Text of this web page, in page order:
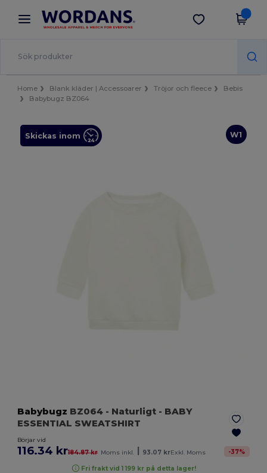
× Wordans-app
Bättre priser i appen!
Hämta app
Home Blank kläder | Accessoarer Tröjor och fleece
Bebis
Babybugz BZ064
W1
Skickas inom
Babybugz BZ064 - Naturligt - BABY
ESSENTIAL SWEATSHIRT
Börjar vid
116.34 kr184.87 kr Moms inkl. 93.07 krExkl. Moms -37%
Fri frakt vid 1 199 kr på detta lager!